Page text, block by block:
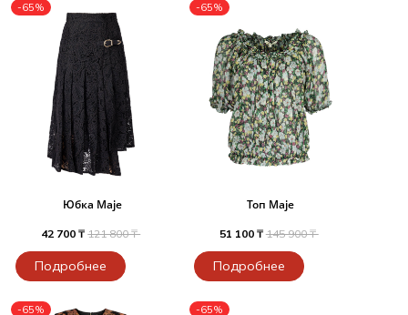
-65%
Юбка Maje
42 700 ₸121 800 ₸
Подробнее
-65%
Топ Maje
51 100 ₸ 145 900 ₸
Подробнее
-65% -65%